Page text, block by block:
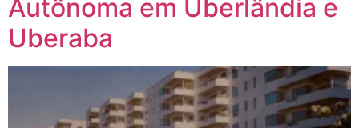
Autônoma em Uberlândia e
Uberaba